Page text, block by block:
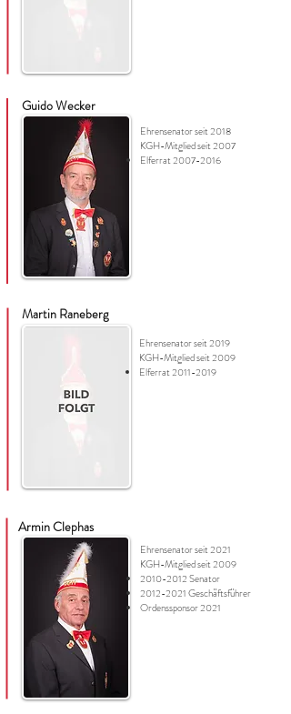
Guido Wecker
Ehrensenator seit 2018
KGH-Mitglied seit 2007
Elferrat2007-2016
Martin Raneberg
Ehrensenator seit 2019
KGH-Mitglied seit 2009
Elferrat2011-2019
Armin Clephas
Ehrensenator seit 2021
KGH-Mitglied seit 2009
2010-2012Senator
2012-2021Geschäftsführer
Ordenssponsor 2021